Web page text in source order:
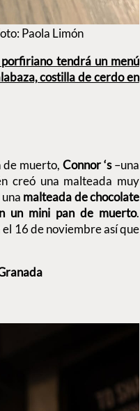
Paola Limón
tendrá un menú
costilla de cerdo en
de muerto, Connor ‘s–una
creó una malteada muy
una malteada de chocolate
un mini pan de muerto.
16 de noviembre así que